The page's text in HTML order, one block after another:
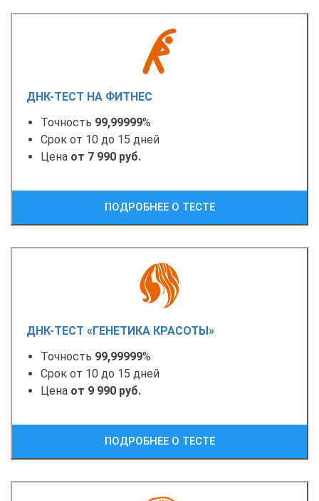
ДНК-ТЕСТ НА ФИТНЕС
Точность 99,99999%
Срок от 10 до 15 дней
Цена от 7 990 руб.
ПОДРОБНЕЕ О ТЕСТЕ
ДНК-ТЕСТ «ГЕНЕТИКА КРАСОТЫ»
Точность 99,99999%
Срок от 10 до 15 дней
Цена от 9 990 руб.
ПОДРОБНЕЕ О ТЕСТЕ